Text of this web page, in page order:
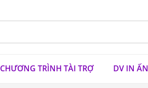
CHƯƠNG TRÌNH TÀI TRỢ DV IN ẤN